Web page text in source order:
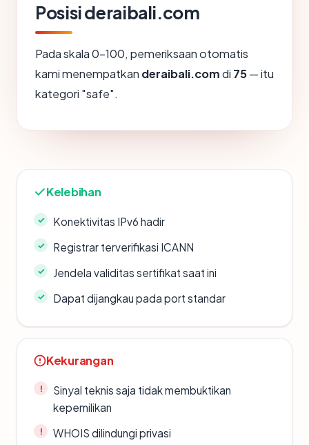
Posisi deraibali.com
Pada skala 0-100, pemeriksaan otomatis
kami menempatkan deraibali.comdi 75— itu
kategori "safe".
Kelebihan
Konektivitas IPv6 hadir
Registrar terverifikasi ICANN
Jendela validitas sertifikat saat ini
Dapat dijangkau pada port standar
Kekurangan
Sinyal teknis saja tidak membuktikan
kepemilikan
WHOIS dilindungi privasi